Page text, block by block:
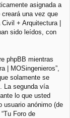
asignada a
una vez que
Civil + Arquitectura |
sido leídos, con
phpBB mientras
| MOSingenieros”,
solamente se
La segunda vía
lo que usted
usuario anónimo (de
Foro de